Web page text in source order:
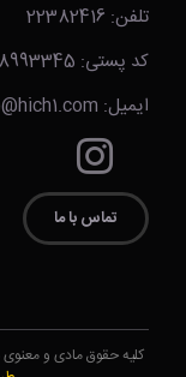
تلفن: 22382416
کد پستی: 1998993345
ایمیل: info@hich1.com
تماس با ما
کلیه حقوق مادی و